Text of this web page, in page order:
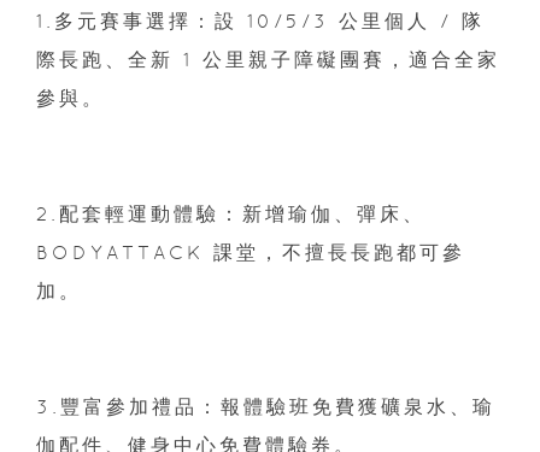
1.多元賽事選擇：設 10/5/3 公里個人 / 隊
際長跑、全新 1 公里親子障礙團賽，適合全家
參與。
2.配套輕運動體驗：新增瑜伽、彈床、
BODYATTACK 課堂，不擅長長跑都可參
加。
3.豐富參加禮品：報體驗班免費獲礦泉水、瑜
伽配件、健身中心免費體驗券。